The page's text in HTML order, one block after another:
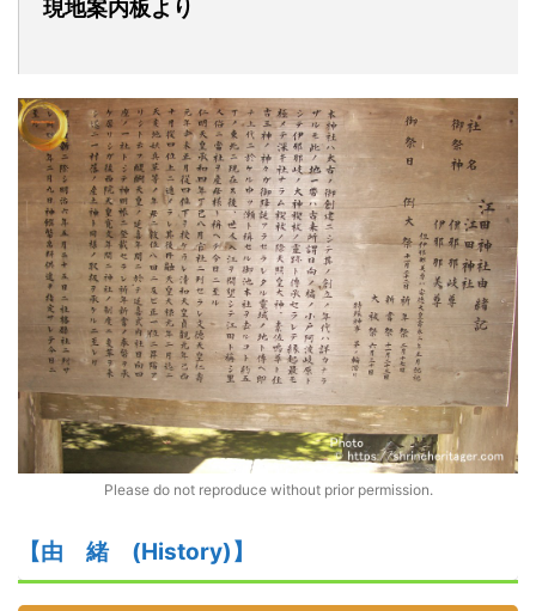
現地案内板より
Please do not reproduce without prior permission.
【由 緒 (History)】